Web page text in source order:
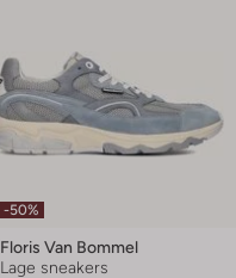
-50%
Floris Van Bommel
Lage sneakers